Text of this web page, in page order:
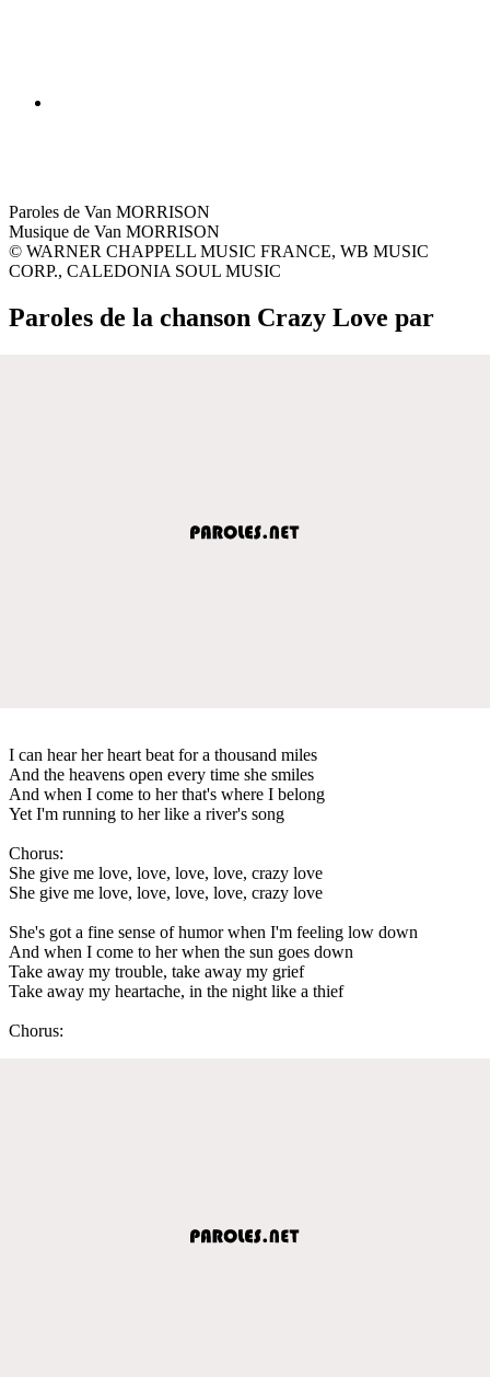
Paroles de Van MORRISON
Musique de Van MORRISON
© WARNER CHAPPELL MUSIC FRANCE, WB MUSIC
CORP., CALEDONIA SOUL MUSIC
Paroles de la chanson Crazy Love par
I can hear her heart beat for a thousand miles
And the heavens open every time she smiles
And when I come to her that's where I belong
Yet I'm running to her like a river's song
Chorus:
She give me love, love, love, love, crazy love
She give me love, love, love, love, crazy love
She's got a fine sense of humor when I'm feeling low down
And when I come to her when the sun goes down
Take away my trouble, take away my grief
Take away my heartache, in the night like a thief
Chorus: